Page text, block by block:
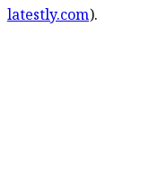
latestly.com).